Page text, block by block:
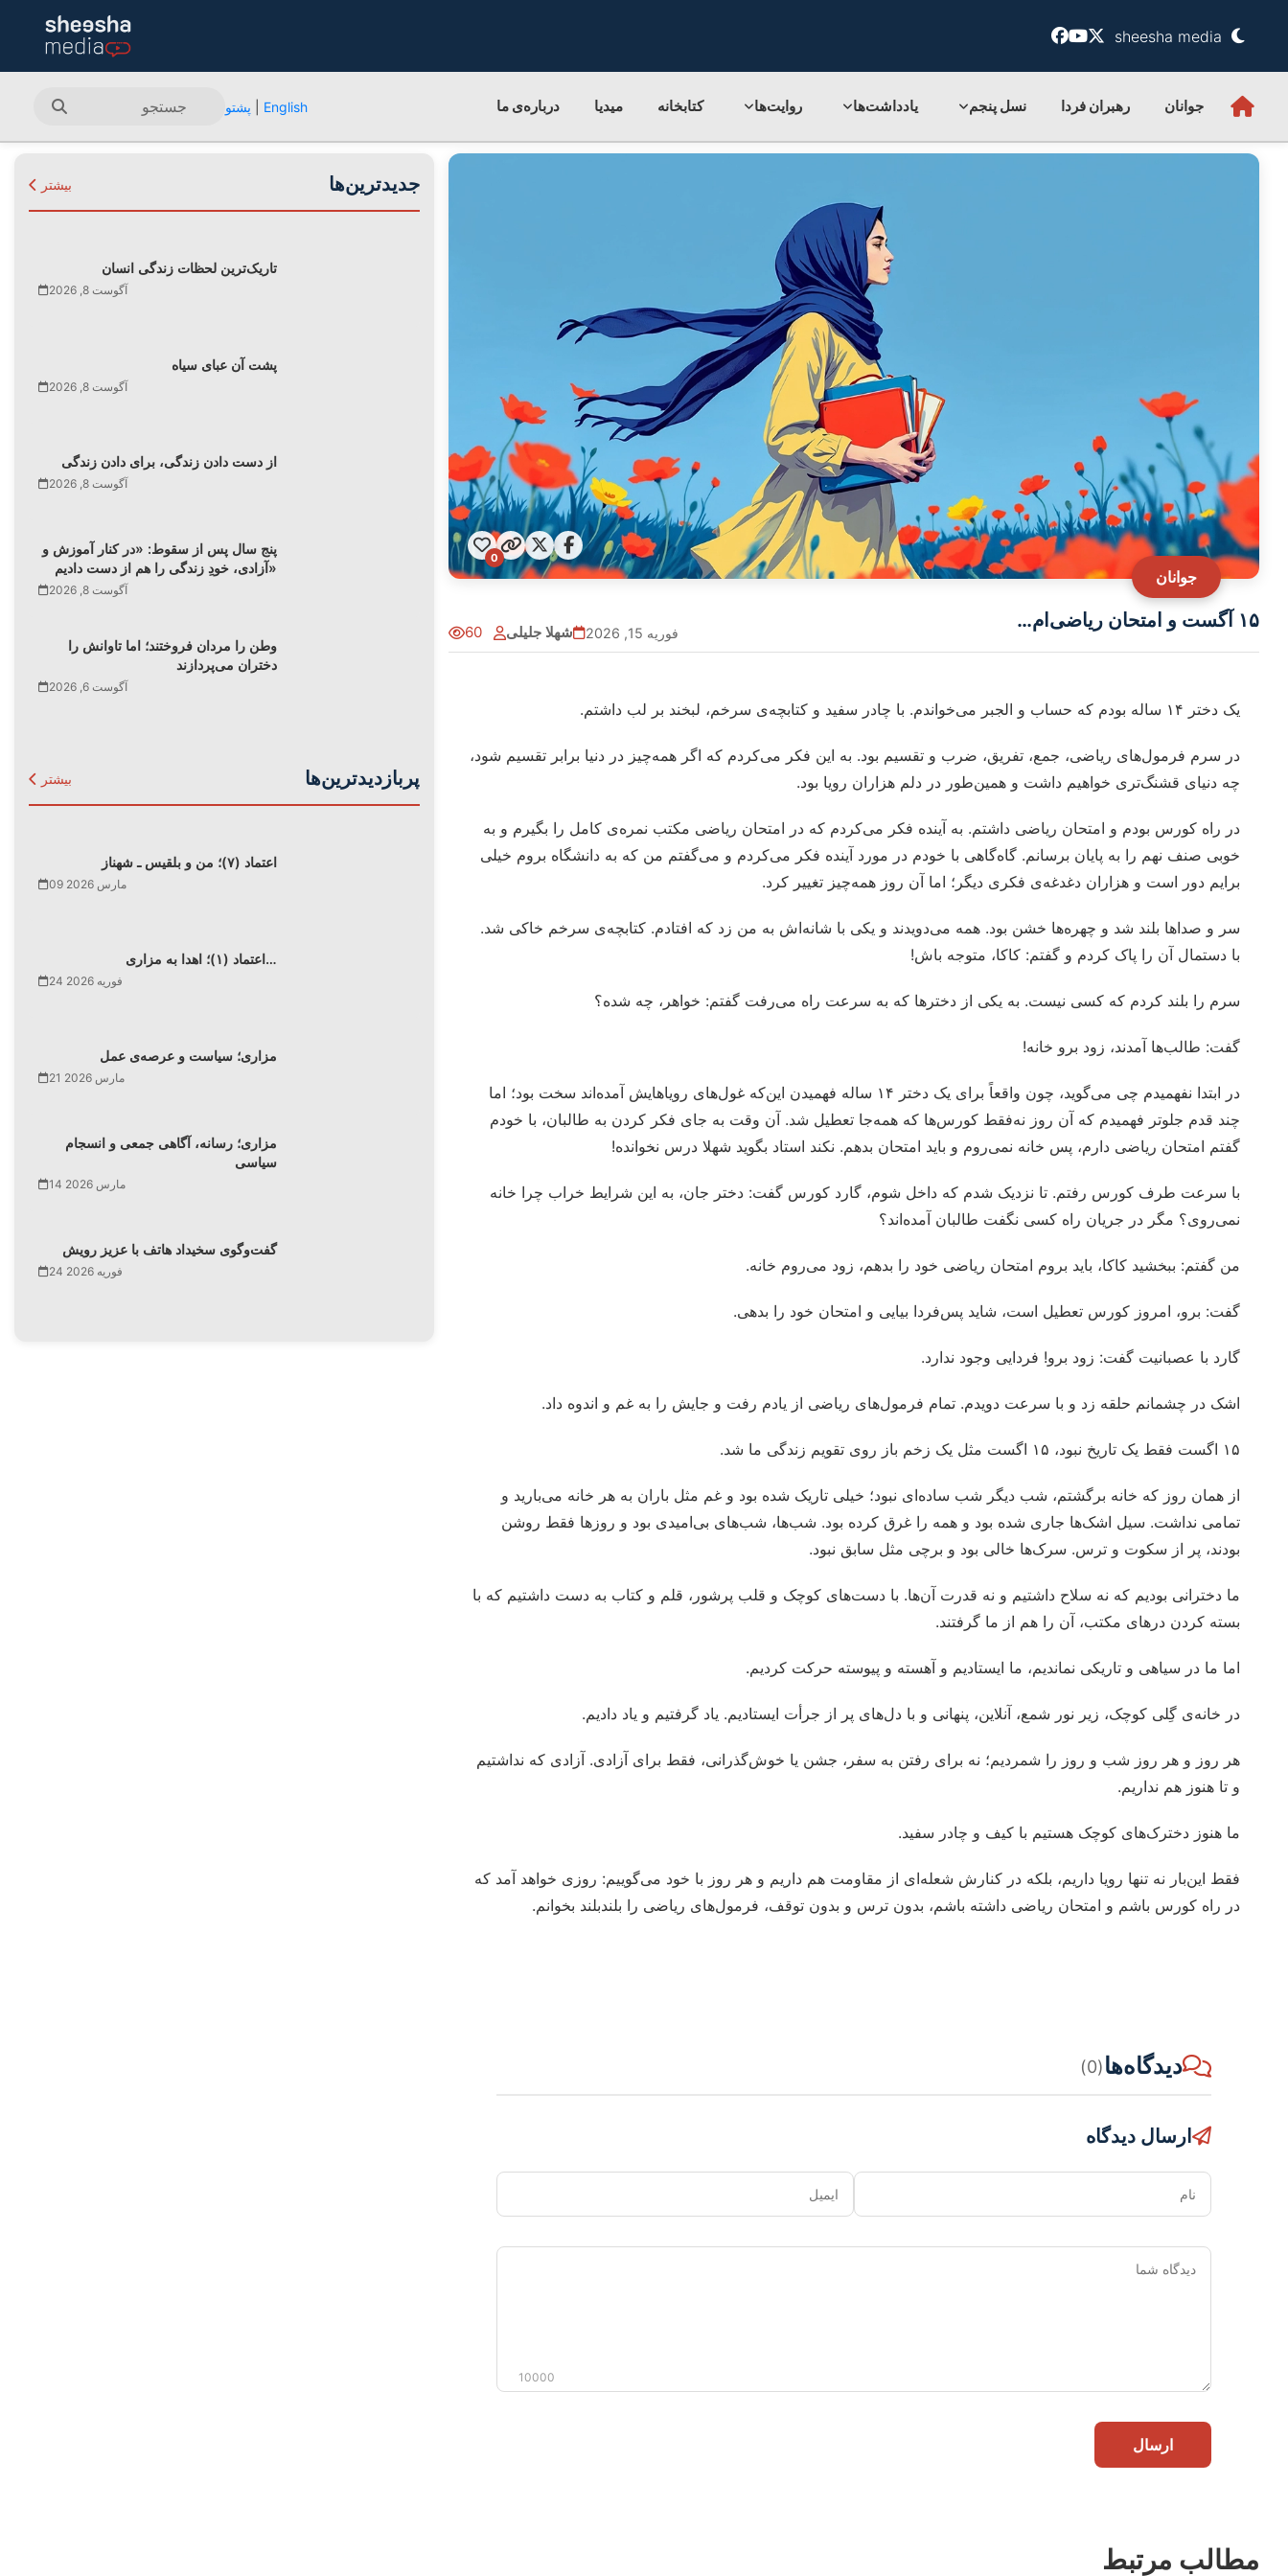
sheesha media
جوانان رهبران فردا نسل پنجم یادداشت‌ها روایت‌ها کتابخانه میدیا درباره‌ی‌ ما English پشتو
جوانان
0
۱۵ آگست و امتحان ریاضی‌ام…
60 شهلا جلیلی فوریه 15, 2026
یک دختر ۱۴ ساله بودم که حساب و الجبر می‌خواندم. با چادر سفید و کتابچه‌ی سرخم، لبخند بر لب داشتم.
در سرم فرمول‌های ریاضی، جمع، تفریق، ضرب و تقسیم بود. به این فکر می‌کردم که اگر همه‌چیز در دنیا برابر تقسیم شود،
چه دنیای قشنگ‌تری خواهیم داشت و همین‌طور در دلم هزاران رویا بود.
در راه کورس بودم و امتحان ریاضی داشتم. به آینده فکر می‌کردم که در امتحان ریاضی مکتب نمره‌ی کامل را بگیرم و به
خوبی صنف نهم را به پایان برسانم. گاه‌گاهی با خودم در مورد آینده فکر می‌کردم و می‌گفتم من که به دانشگاه بروم خیلی
برایم دور است و هزاران دغدغه‌ی فکری دیگر؛ اما آن روز همه‌چیز تغییر کرد.
سر و صداها بلند شد و چهره‌ها خشن بود. همه می‌دویدند و یکی با شانه‌اش به من زد که افتادم. کتابچه‌ی سرخم خاکی شد.
با دستمال آن را پاک کردم و گفتم: کاکا، متوجه باش!
سرم را بلند کردم که کسی نیست. به یکی از دخترها که به سرعت راه می‌رفت گفتم: خواهر، چه شده؟
گفت: طالب‌ها آمدند، زود برو خانه!
در ابتدا نفهمیدم چی می‌گوید، چون واقعاً برای یک دختر ۱۴ ساله فهمیدن این‌که غول‌های رویاهایش آمده‌اند سخت بود؛ اما
چند قدم جلوتر فهمیدم که آن روز نه‌فقط کورس‌ها که همه‌جا تعطیل شد. آن وقت به جای فکر کردن به طالبان، با خودم
گفتم امتحان ریاضی دارم، پس خانه نمی‌روم و باید امتحان بدهم. نکند استاد بگوید شهلا درس نخوانده!
با سرعت طرف کورس رفتم. تا نزدیک شدم که داخل شوم، گارد کورس گفت: دختر جان، به این شرایط خراب چرا خانه
نمی‌روی؟ مگر در جریان راه کسی نگفت طالبان آمده‌اند؟
من گفتم: ببخشید کاکا، باید بروم امتحان ریاضی خود را بدهم، زود می‌روم خانه.
گفت: برو، امروز کورس تعطیل است، شاید پس‌فردا بیایی و امتحان خود را بدهی.
گارد با عصبانیت گفت: زود برو! فردایی وجود ندارد.
اشک در چشمانم حلقه زد و با سرعت دویدم. تمام فرمول‌های ریاضی از یادم رفت و جایش را به غم و اندوه داد.
۱۵ اگست فقط یک تاریخ نبود، ۱۵ اگست مثل یک زخم باز روی تقویم زندگی ‌ما شد.
از همان روز که خانه برگشتم، شب دیگر شب ساده‌ای نبود؛ خیلی تاریک شده بود و غم مثل باران به هر خانه می‌بارید و
تمامی نداشت. سیل اشک‌ها جاری شده بود و همه را غرق کرده بود. شب‌ها، شب‌های بی‌امیدی بود و روزها فقط روشن
بودند، پر از سکوت و ترس. سرک‌ها خالی بود و برچی مثل سابق نبود.
ما دخترانی بودیم که نه سلاح داشتیم و نه قدرت آن‌ها. با دست‌های کوچک و قلب پرشور، قلم و کتاب به دست داشتیم که با
بسته کردن درهای مکتب، آن را هم از ما گرفتند.
اما ما در سیاهی و تاریکی نماندیم، ما ایستادیم و آهسته و پیوسته حرکت کردیم.
در خانه‌ی گِلی کوچک، زیر نور شمع، آنلاین، پنهانی و با دل‌های پر از جرأت ایستادیم. یاد گرفتیم و یاد دادیم.
هر روز و هر روز شب و روز را شمردیم؛ نه برای رفتن به سفر، جشن یا خوش‌گذرانی، فقط برای آزادی. آزادی که نداشتیم
و تا هنوز هم نداریم.
ما هنوز دخترک‌های کوچک هستیم با کیف و چادر سفید.
فقط این‌بار نه تنها رویا داریم، بلکه در کنارش شعله‌ای از مقاومت هم داریم و هر روز با خود می‌گوییم: روزی خواهد آمد که
در راه کورس باشم و امتحان ریاضی داشته باشم، بدون ترس و بدون توقف، فرمول‌های ریاضی را بلندبلند بخوانم.
دیدگاه‌ها(0)
ارسال دیدگاه
نام ایمیل
دیدگاه
10000
ارسال
جدیدترین‌ها بیشتر
تاریک‌ترین لحظات زندگی انسان
آگوست 8, 2026
پشت آن عبای سیاه
آگوست 8, 2026
از دست دادن زندگی، برای دادن زندگی
آگوست 8, 2026
پنج سال پس از سقوط: «در کنار آموزش و
آزادی، خودِ زندگی را هم از دست دادیم»
آگوست 8, 2026
وطن را مردان فروختند؛ اما تاوانش را
دختران می‌پردازند
آگوست 6, 2026
پربازدیدترین‌ها بیشتر
اعتماد (۷)؛ من و بلقیس ـ شهناز
09 مارس 2026
اعتماد (۱)؛ اهدا به مزاری…
24 فوریه 2026
مزاری؛ سیاست و عرصه‌ی عمل
21 مارس 2026
مزاری؛ رسانه، آگاهی جمعی و انسجام
سیاسی
14 مارس 2026
گفت‌وگوی سخیداد هاتف با عزیز رویش
24 فوریه 2026
مطالب مرتبط